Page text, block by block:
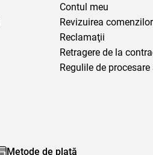
Contul meu
Revizuirea comenzilor
Reclamaţii
Retragere de la
Regulile de
Metode de plată